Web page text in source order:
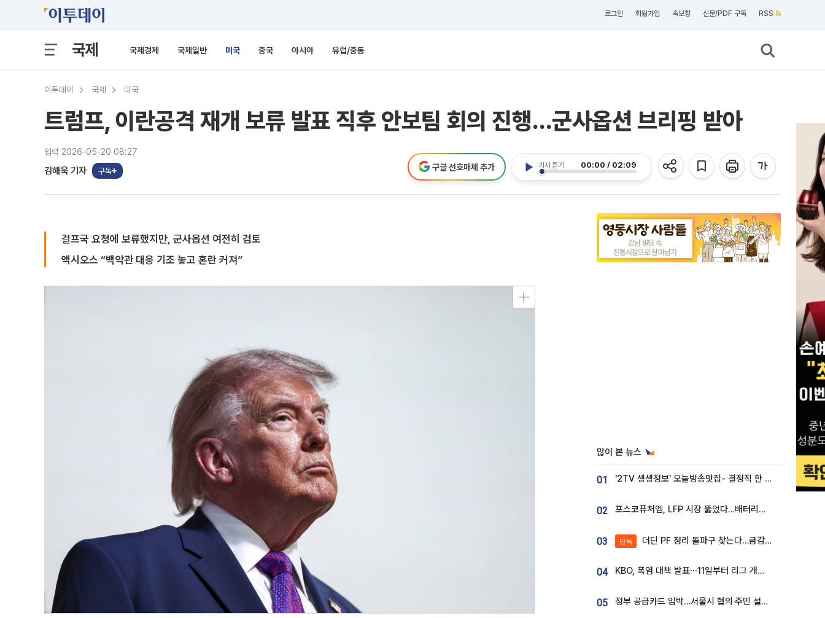
로그인 회원가입 속보창 신문/PDF 구독 RSS
국제 국제경제 국제일반 미국 중국 아시아 유럽/중동
이투데이 국제 미국
트럼프, 이란공격 재개 보류 발표 직후 안보팀 회의 진행…군사옵션 브리핑 받아
입력 2026-05-20 08:27
김해욱 기자 구독
기사 듣기 00:00 / 02:09
구글 선호매체 추가
걸프국 요청에 보류했지만, 군사옵션 여전히 검토
액시오스 “백악관 대응 기조 놓고 혼란 커져”
많이 본 뉴스
01 '2TV 생생정보' 오늘방송맛집- 결정적 한 수, 3종 메밀면! 메밀 소바 맛집 '의○○○○'
02 포스코퓨처엠, LFP 시장 뚫었다…배터리사와 대규모 장기 공급 합의
03 단독 더딘 PF 정리 돌파구 찾는다…금감원, 1년 반 만에 매각설명회 재개
04 KBO, 폭염 대책 발표⋯11일부터 리그 개시ㆍ경기 오후 7시 시작
05 정부 공급카드 임박…서울시 협의·주민 설득이 성패 가른다 [부동산 해법 전쟁]